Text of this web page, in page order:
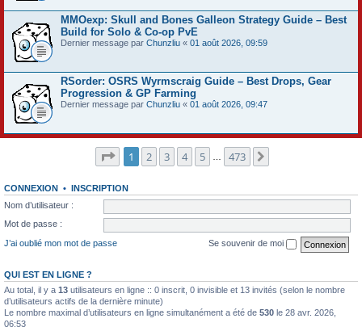
MMOexp: Skull and Bones Galleon Strategy Guide – Best
Build for Solo & Co-op PvE
Dernier message par Chunzliu « 01 août 2026, 09:59
RSorder: OSRS Wyrmscraig Guide – Best Drops, Gear
Progression & GP Farming
Dernier message par Chunzliu « 01 août 2026, 09:47
Page sur473
1 2 3 4 5 473
CONNEXION • INSCRIPTION
Nom d’utilisateur :
Mot de passe :
J’ai oublié mon mot de passe
Se souvenir de moi
QUI EST EN LIGNE ?
Au total, il y a 13 utilisateurs en ligne :: 0 inscrit, 0 invisible et 13 invités (selon le nombre
d’utilisateurs actifs de la dernière minute)
Le nombre maximal d’utilisateurs en ligne simultanément a été de 530 le 28 avr. 2026,
06:53